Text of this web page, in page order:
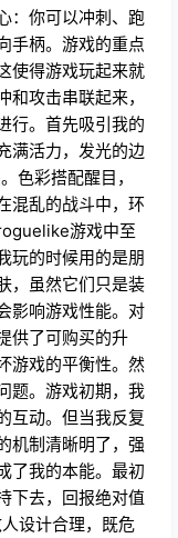
：你可以冲刺、跑
手柄。游戏的重点
使得游戏玩起来就
攻击串联起来，
行。首先吸引我的
满活力，发光的边
色彩搭配醒目，
混乱的战斗中，环
游戏中至
玩的时候用的是朋
，虽然它们只是装
影响游戏性能。对
供了可购买的升
游戏的平衡性。然
题。游戏初期，我
互动。但当我反复
机制清晰明了，强
了我的本能。最初
下去，回报绝对值
设计合理，既危